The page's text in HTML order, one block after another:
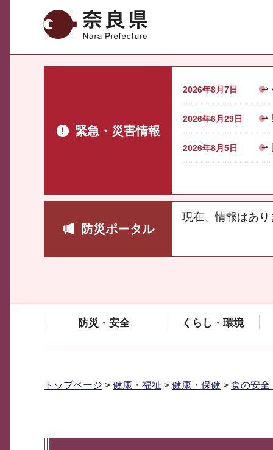
奈良県
緊急・災害情報
2026年8月7日
2026年6月29日
2026年8月5日
防災ポータル
現在、情報はあり
防災・安全 くらし・環境
トップページ > 健康・福祉 > 健康・保健 > 食の安全